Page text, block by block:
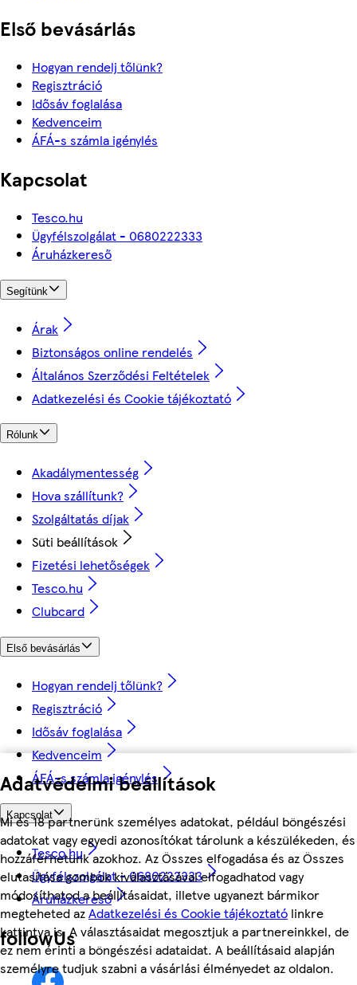
Adatvédelmi beállítások
Mi és 18 partnerünk személyes adatokat, például böngészési
adatokat vagy egyedi azonosítókat tárolunk a készülékeden, és
hozzáférhetünk azokhoz. Az Összes elfogadása és az Összes
elutasítása gombok kiválasztásával elfogadhatod vagy
módosíthatod a beállításaidat, illetve ugyanezt bármikor
megteheted azAdatkezelési és Cookie tájékoztató linkre
kattintva is. A választásaidat megosztjuk a partnereinkkel, de
ez nem érinti a böngészési adataidat. A beállításaid alapján
személyre tudjuk szabni a vásárlási élményedet az oldalon.
Első bevásárlás
Hogyan rendelj tőlünk?
Regisztráció
Idősáv foglalása
Kedvenceim
ÁFÁ-s számla igénylés
Kapcsolat
Tesco.hu
Ügyfélszolgálat - 0680222333
Áruházkereső
Segítünk
Árak
Biztonságos online rendelés
Általános Szerződési Feltételek
Adatkezelési és Cookie tájékoztató
Rólunk
Akadálymentesség
Hova szállítunk?
Szolgáltatás díjak
Süti beállítások
Fizetési lehetőségek
Tesco.hu
Clubcard
Első bevásárlás
Hogyan rendelj tőlünk?
Regisztráció
Idősáv foglalása
Kedvenceim
ÁFÁ-s számla igénylés
Kapcsolat
Tesco.hu
Ügyfélszolgálat - 0680222333
Áruházkereső
followUs